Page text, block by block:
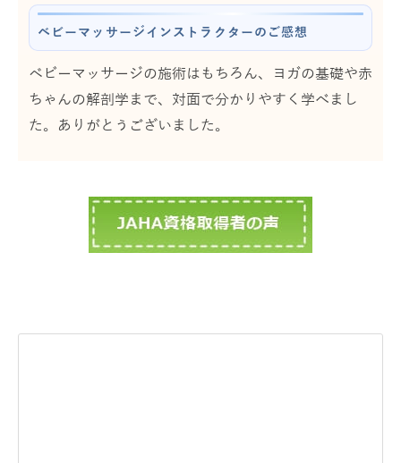
ベビーマッサージインストラクターのご感想
ベビーマッサージの施術はもちろん、ヨガの基礎や赤
ちゃんの解剖学まで、対面で分かりやすく学べまし
た。ありがとうございました。